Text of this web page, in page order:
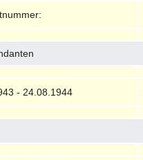
- 24.08.1944